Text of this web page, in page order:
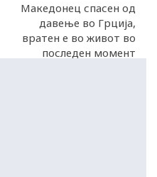
Македонец спасен од
давење во Грција,
вратен е во живот во
последен момент